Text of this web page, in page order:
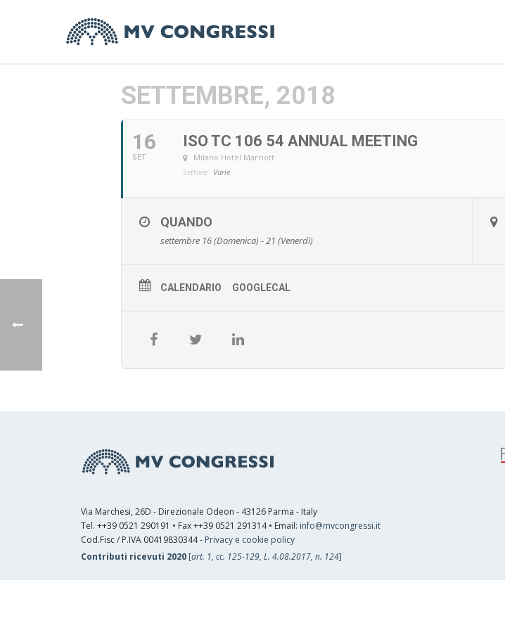
SETTEMBRE, 2018
16
SET
ISO TC 106 54 ANNUAL MEETING
Milano Hotel Marriott
Settore: Varie
QUANDO
settembre 16 (Domenica) - 21 (Venerdì)
CALENDARIO GOOGLECAL
Via Marchesi, 26D - Direzionale Odeon - 43126 Parma - Italy
Tel. ++39 0521 290191 • Fax ++39 0521 291314 • Email: info@mvcongressi.it
Cod.Fisc / P.IVA 00419830344 - Privacy e cookie policy
Contributi ricevuti 2020 [art. 1, cc. 125-129, L. 4.08.2017, n. 124]